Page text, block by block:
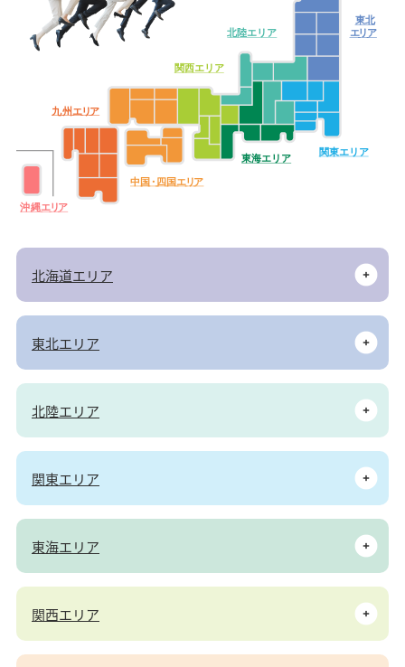
東北
エリア
関東エリア
東海エリア
北陸エリア
関西エリア
中 国・四国 エリア
沖縄エリア
九州 エリア
北海道エリア
東北エリア
北陸エリア
関東エリア
東海エリア
関西エリア